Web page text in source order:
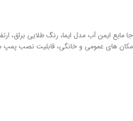
مکان های عمومی و خانگی، قابلیت نصب پمپ